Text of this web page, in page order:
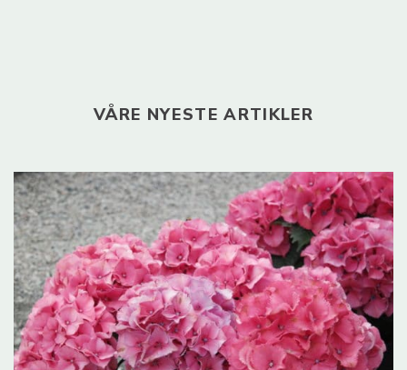
VÅRE NYESTE ARTIKLER